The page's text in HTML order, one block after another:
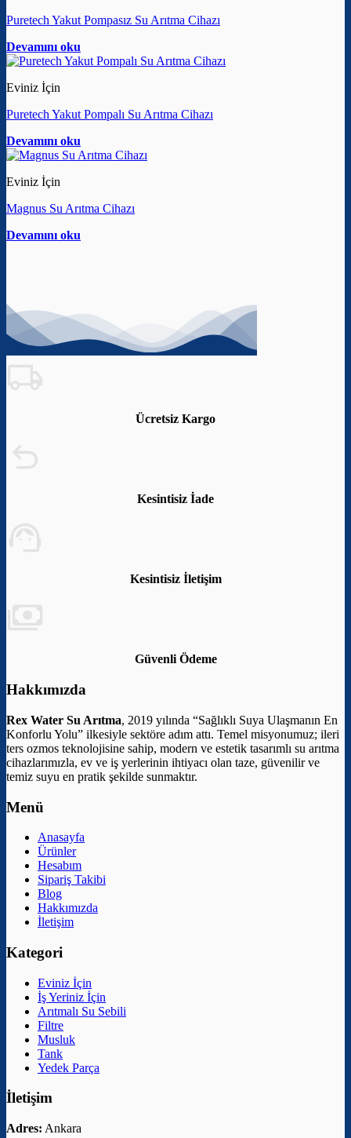
Puretech Yakut Pompasız Su Arıtma Cihazı
Devamını oku
Eviniz İçin
Puretech Yakut Pompalı Su Arıtma Cihazı
Devamını oku
Eviniz İçin
Magnus Su Arıtma Cihazı
Devamını oku
Ücretsiz Kargo
Kesintisiz İade
Kesintisiz İletişim
Güvenli Ödeme
Hakkımızda
Rex Water Su Arıtma, 2019 yılında “Sağlıklı Suya Ulaşmanın En
Konforlu Yolu” ilkesiyle sektöre adım attı. Temel misyonumuz; ileri
ters ozmos teknolojisine sahip, modern ve estetik tasarımlı su arıtma
cihazlarımızla, ev ve iş yerlerinin ihtiyacı olan taze, güvenilir ve
temiz suyu en pratik şekilde sunmaktır.
Menü
Anasayfa
Ürünler
Hesabım
Sipariş Takibi
Blog
Hakkımızda
İletişim
Kategori
Eviniz İçin
İş Yeriniz İçin
Arıtmalı Su Sebili
Filtre
Musluk
Tank
Yedek Parça
İletişim
Adres: Ankara